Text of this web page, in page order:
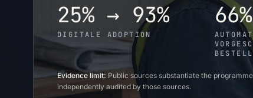
25% → 93%
DIGITALE ADOPTION
66%
Evidence limit: Public sources substantiate the
independently audited by those sources.